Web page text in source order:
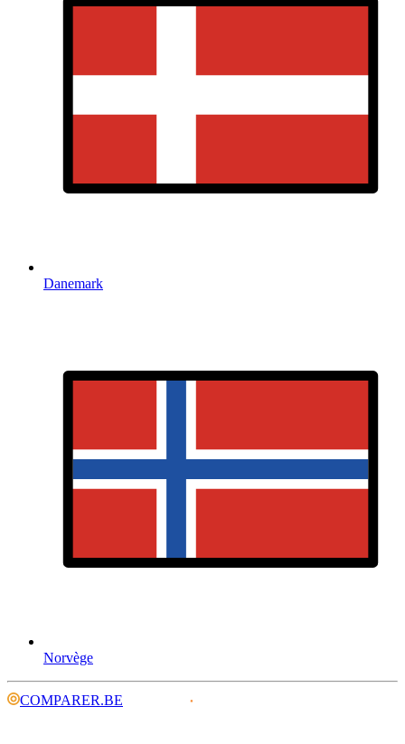
Danemark
Norvège
COMPARER.BE